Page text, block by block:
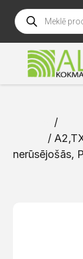
/
/
nerūsējošās,